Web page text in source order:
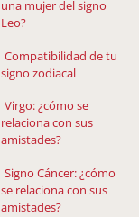
una mujer del signo
Leo?
Compatibilidad de tu
signo zodiacal
Virgo: ¿cómo se
relaciona con sus
amistades?
Signo Cáncer: ¿cómo
se relaciona con sus
amistades?